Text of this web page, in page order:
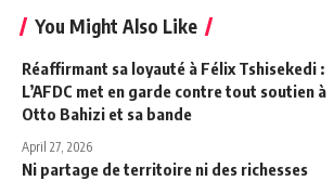
You Might Also Like
Réaffirmant sa loyauté à Félix Tshisekedi :
L’AFDC met en garde contre tout soutien à
Otto Bahizi et sa bande
April 27, 2026
Ni partage de territoire ni des richesses